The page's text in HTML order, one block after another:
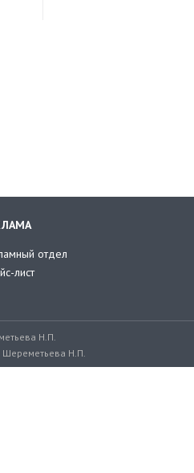
отдел
лист
Н.П.
Шереметьева Н.П.